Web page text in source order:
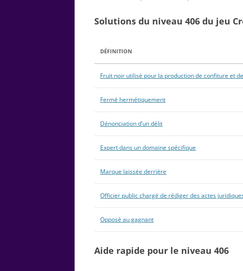
Solutions du niveau 406 du jeu
DÉFINITION
Fruit noir utilisé pour la production de confiture et
Fermé hermétiquement
Dénonciation d’un délit
Expert dans un domaine spécifique
Marque laissée derrière
Officier public chargé de rédiger des actes
Opposé au gagnant
Aide rapide pour le niveau 406